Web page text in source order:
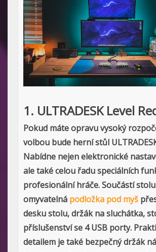
1. ULTRADESK Level
Pokud máte opravu vysoký
volbou bude herní stůl
Nabídne nejen elektronické
ale také celou řadu speciálních
profesionální hráče. Součástí
omyvatelná podložka pod myš
desku stolu, držák na sluchátka,
příslušenství se 4 USB porty.
detailem je také bezpečný držák